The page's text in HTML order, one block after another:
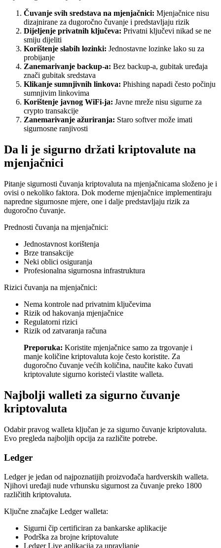
Čuvanje svih sredstava na mjenjačnici: Mjenjačnice nisu
dizajnirane za dugoročno čuvanje i predstavljaju rizik
Dijeljenje privatnih ključeva: Privatni ključevi nikad se ne
smiju dijeliti
Korištenje slabih lozinki: Jednostavne lozinke lako su za
probijanje
Zanemarivanje backup-a: Bez backup-a, gubitak uređaja
znači gubitak sredstava
Klikanje sumnjivnih linkova: Phishing napadi često počinju
sumnjivim linkovima
Korištenje javnog WiFi-ja: Javne mreže nisu sigurne za
crypto transakcije
Zanemarivanje ažuriranja: Staro softver može imati
sigurnosne ranjivosti
Da li je sigurno držati kriptovalute na
mjenjačnici
Pitanje sigurnosti čuvanja kriptovaluta na mjenjačnicama složeno je i
ovisi o nekoliko faktora. Dok moderne mjenjačnice implementiraju
napredne sigurnosne mjere, one i dalje predstavljaju rizik za
dugoročno čuvanje.
Prednosti čuvanja na mjenjačnici:
Jednostavnost korištenja
Brze transakcije
Neki oblici osiguranja
Profesionalna sigurnosna infrastruktura
Rizici čuvanja na mjenjačnici:
Nema kontrole nad privatnim ključevima
Rizik od hakovanja mjenjačnice
Regulatorni rizici
Rizik od zatvaranja računa
Preporuka: Koristite mjenjačnice samo za trgovanje i
manje količine kriptovaluta koje često koristite. Za
dugoročno čuvanje većih količina, naučite kako čuvati
kriptovalute sigurno koristeći vlastite walleta.
Najbolji walleti za sigurno čuvanje
kriptovaluta
Odabir pravog walleta ključan je za sigurno čuvanje kriptovaluta.
Evo pregleda najboljih opcija za različite potrebe.
Ledger
Ledger je jedan od najpoznatijih proizvođača hardverskih walleta.
Njihovi uređaji nude vrhunsku sigurnost za čuvanje preko 1800
različitih kriptovaluta.
Ključne značajke Ledger walleta:
Sigurni čip certificiran za bankarske aplikacije
Podrška za brojne kriptovalute
Ledger Live aplikacija za upravljanje